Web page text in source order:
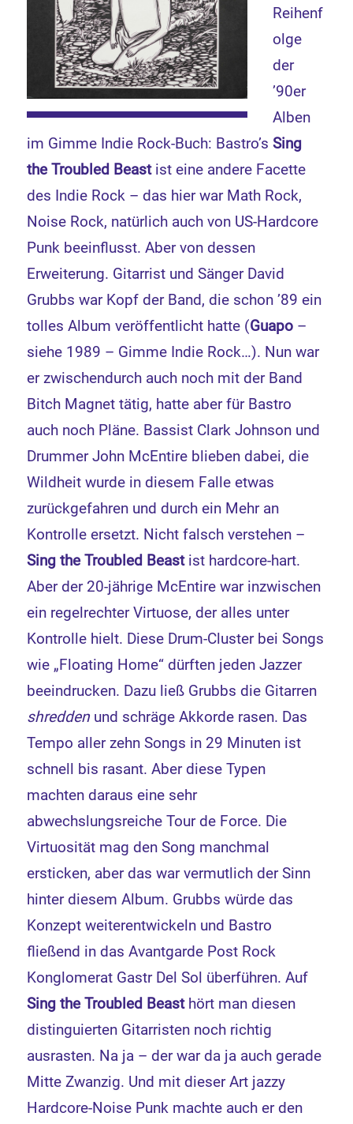
Reihenf
olge
der
’90er
Alben
im Gimme Indie Rock-Buch: Bastro’sSing
the Troubled Beastist eine andere Facette
des Indie Rock – das hier war Math Rock,
Noise Rock, natürlich auch von US-Hardcore
Punk beeinflusst. Aber von dessen
Erweiterung. Gitarrist und Sänger David
Grubbs war Kopf der Band, die schon ’89 ein
tolles Album veröffentlicht hatte (Guapo –
siehe 1989 – Gimme Indie Rock…). Nun war
er zwischendurch auch noch mit der Band
Bitch Magnet tätig, hatte aber für Bastro
auch noch Pläne. Bassist Clark Johnson und
Drummer John McEntire blieben dabei, die
Wildheit wurde in diesem Falle etwas
zurückgefahren und durch ein Mehr an
Kontrolle ersetzt. Nicht falsch verstehen –
Sing the Troubled Beastist hardcore-hart.
Aber der 20-jährige McEntire war inzwischen
ein regelrechter Virtuose, der alles unter
Kontrolle hielt. Diese Drum-Cluster bei Songs
wie „Floating Home“ dürften jeden Jazzer
beeindrucken. Dazu ließ Grubbs die Gitarren
shredden und schräge Akkorde rasen. Das
Tempo aller zehn Songs in 29 Minuten ist
schnell bis rasant. Aber diese Typen
machten daraus eine sehr
abwechslungsreiche Tour de Force. Die
Virtuosität mag den Song manchmal
ersticken, aber das war vermutlich der Sinn
hinter diesem Album. Grubbs würde das
Konzept weiterentwickeln und Bastro
fließend in das Avantgarde Post Rock
Konglomerat Gastr Del Sol überführen. Auf
Sing the Troubled Beasthört man diesen
distinguierten Gitarristen noch richtig
ausrasten. Na ja – der war da ja auch gerade
Mitte Zwanzig. Und mit dieser Art jazzy
Hardcore-Noise Punk machte auch er den